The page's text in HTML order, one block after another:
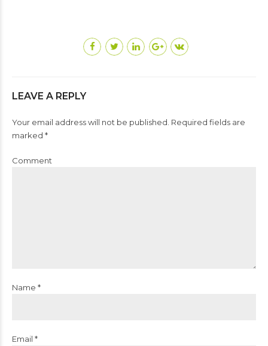
LEAVE A REPLY
Your email address will not be published. Required fields are
marked *
Comment
Name *
Email *